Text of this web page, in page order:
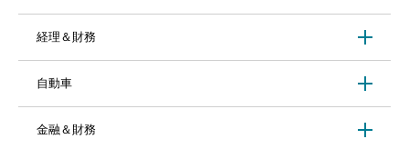
経理＆財務
自動車
金融＆財務